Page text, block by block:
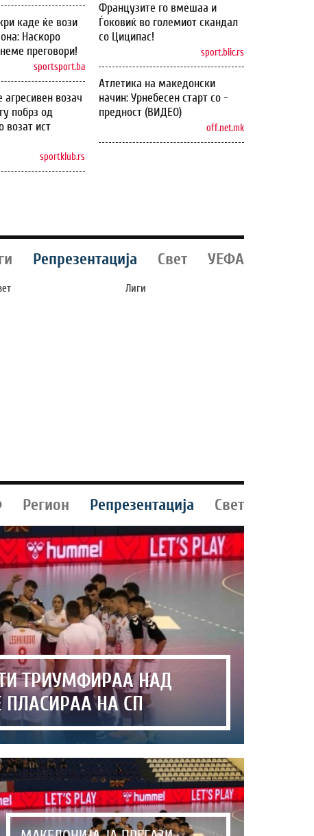
каде ќе вози
Наскоро
преговори!
sportsport.ba
агресивен возач
побрз од
возат ист
sportklub.rs
Французите го вмешаа и
Ѓоковиќ во големиот скандал
со Циципас!
sport.blic.rs
Атлетика на македонски
начин: Урнебесен старт со -
предност (ВИДЕО)
off.net.mk
Репрезентација Свет УЕФА
Лиги
Регион Репрезентација Свет
ТРИУМФИРАА НАД
ПЛАСИРАА НА СП